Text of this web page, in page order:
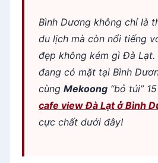
Bình Dương không chỉ là
du lịch mà còn nổi tiếng
đẹp không kém gì Đà Lạt.
đang có mặt tại Bình
cùng Mekoong “bỏ túi” 15
cafe view Đà Lạt ở Bình
cực chất dưới đây!